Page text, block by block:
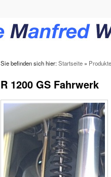
Sie befinden sich hier:Startseite » Produkte
R 1200 GS Fahrwerk